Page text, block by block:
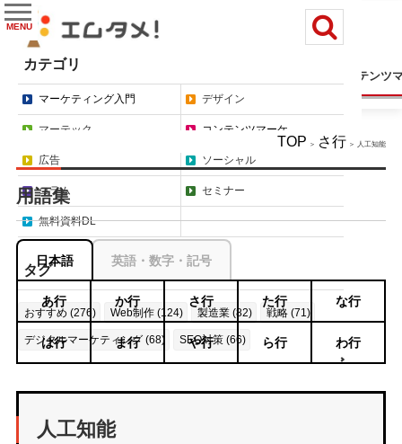
コンテンツ
MENU
カテゴリ
マーケティング入門 デザイン
マーテック コンテンツマーケ
広告 ソーシャル
コラム セミナー
無料資料DL
タグ
おすすめ (276) Web制作 (124) 製造業 (82) 戦略 (71)
デジタルマーケティング (68)
SEO対策 (66)
もっと見る
TOP ＞ さ行 ＞ 人工知能
用語集
日本語 英語・数字・記号
あ行 か行 さ行 た行 な行
は行 ま行 や行 ら行 わ行
人工知能